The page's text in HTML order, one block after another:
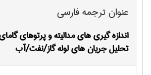
عنوان ترجمه فارسی
اندازه گیری های مدالیته و پرتوهای
تحلیل جریان های لوله گاز/نفت/آب